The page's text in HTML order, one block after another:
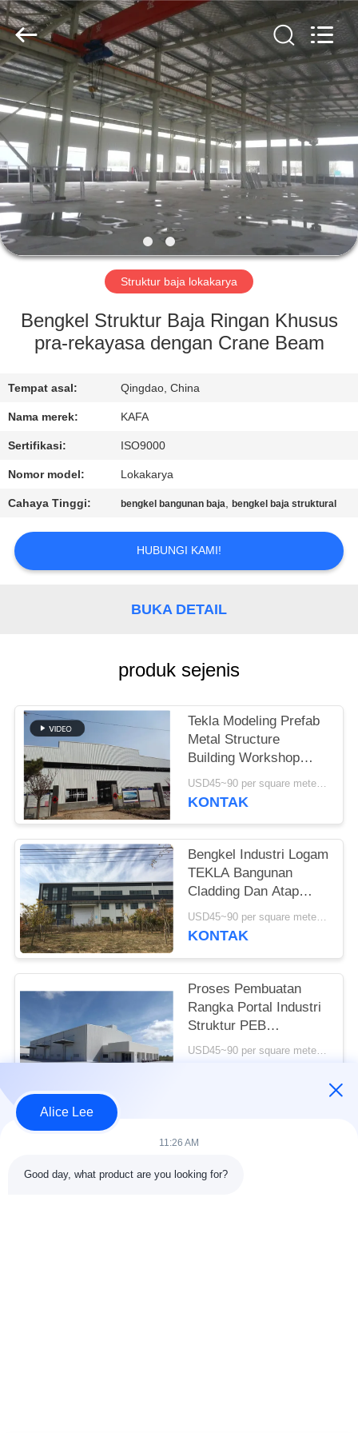
RUMAH
PRODUK
VIDEO
PERTUNJUKAN
VR
TENTANG
KAMI
TUR
PABRIK
KONTROL
HUBUNGI
KAMI
SITEMAP
KEBIJAKAN
PRIVASI
KaFa
Fabrication
Co.,
Ltd..
All
Rights
Reserved.
Struktur baja lokakarya
Bengkel Struktur Baja Ringan Khusus
pra-rekayasa dengan Crane Beam
Tempat asal: Qingdao, China
Nama merek: KAFA
Sertifikasi: ISO9000
Nomor model: Lokakarya
Cahaya Tinggi: bengkel bangunan baja,bengkel baja struktural
HUBUNGI KAMI!
BUKA DETAIL
produk sejenis
Tekla Modeling Prefab
Metal Structure
Building Workshop
Kekuatan Tinggi
USD45~90 per square meter MOQ:1000 meter persegi
KONTAK
Bengkel Industri Logam
TEKLA Bangunan
Cladding Dan Atap
Berwarna-warni
USD45~90 per square meter MOQ:1000 meter persegi
KONTAK
Proses Pembuatan
Rangka Portal Industri
Struktur PEB
Bangunan Standar ISOUSD45~90 per square meter MOQ:1000 meter persegi
Bad Request
Alice Lee
11:26 AM
Good day, what product are you looking for?